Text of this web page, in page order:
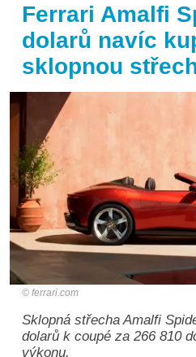
Ferrari Amalfi
dolarů navíc
sklopnou
ferrari.com
Sklopná střecha Amalfi
dolarů k coupé za 266 810
výkonu.